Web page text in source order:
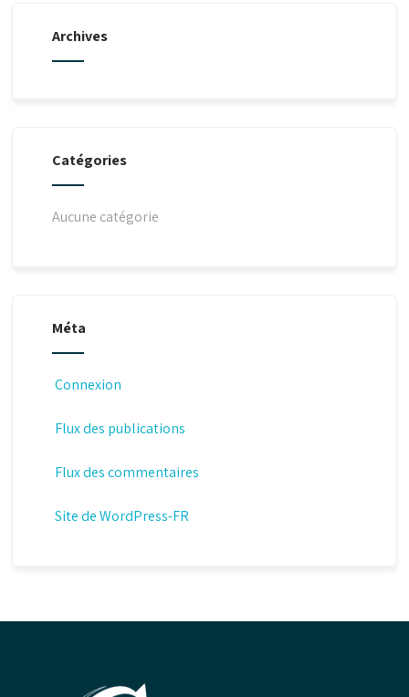
Archives
Catégories
Aucune catégorie
Méta
Connexion
Flux des publications
Flux des commentaires
Site de WordPress-FR